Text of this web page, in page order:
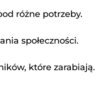
różne potrzeby.
społeczności.
które zarabiają.